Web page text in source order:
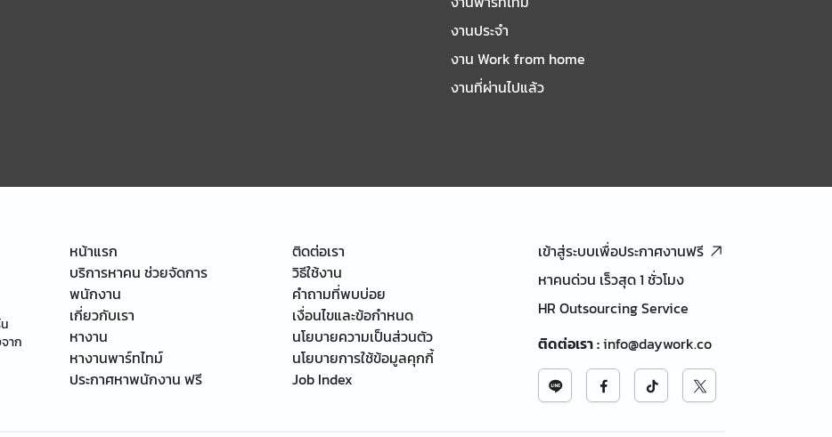
งานประจำ
งาน Work from home
งานที่ผ่านไปแล้ว
าก
หน้าแรก
บริการหาคน ช่วยจัดการ
พนักงาน
เกี่ยวกับเรา
หางาน
หางานพาร์ทไทม์
ประกาศหาพนักงาน ฟรี
ติดต่อเรา
วิธีใช้งาน
คำถามที่พบบ่อย
เงื่อนไขและข้อกำหนด
นโยบายความเป็นส่วนตัว
นโยบายการใช้ข้อมูลคุกกี้
Job Index
เข้าสู่ระบบเพื่อประกาศงานฟรี
หาคนด่วน เร็วสุด 1 ชั่วโมง
HR Outsourcing Service
ติดต่อเรา:info@daywork.co